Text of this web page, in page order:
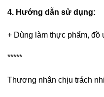
4. Hướng dẫn sử dụng:
+ Dùng làm thực phẩm, đồ
*****
Thương nhân chịu trách